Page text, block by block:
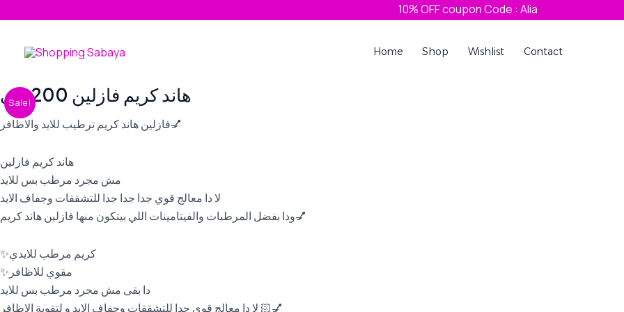
content
10% OFF coupon Code : Alia
Home Shop Wishlist Contact
هاند كريم فازلين 200ملى
فازلين هاند كريم ترطيب للايد والاظافر💅
هاند كريم فازلين
مش مجرد مرطب بس للايد
لا دا معالج قوي جدا جدا جدا للتشققات وجفاف الايد
ودا بفضل المرطبات والفيتامينات اللي بيتكون منها فازلين هاند كريم💅
✨كريم مرطب للايدي
✨مقوي للاظافر
دا بقى مش مجرد مرطب بس للايد
لا دا معالج قوي جدا للتشققات وجفاف الايد و لتقوية الاظافر 💅🏻
Original
price
was:
Current
price
هاند
كريم
فازلين
quantity
Sale!